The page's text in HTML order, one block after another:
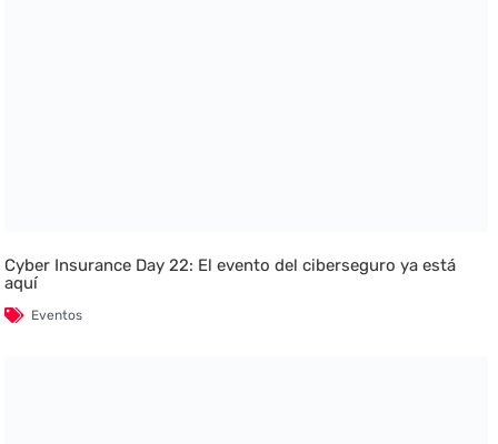
Cyber Insurance Day 22: El evento del ciberseguro ya está
aquí
Eventos